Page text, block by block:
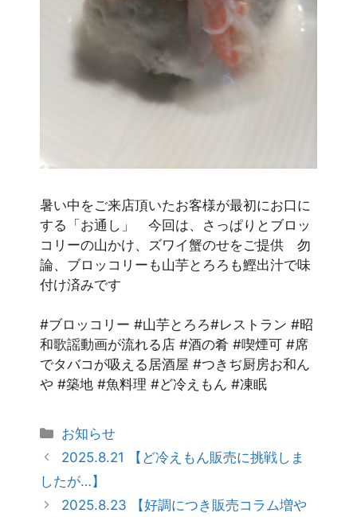
暑い中をご来店頂いたお客様が最初にお口に
する「お通し」 今回は、さっぱりとブロッ
コリーの山かけ、ズワイ蟹のせをご提供 勿
論、ブロッコリーも山芋とろろも鰹出汁で味
付け済みです
#ブロッコリー #山芋とろろ#レストラン #昭
和歌謡動画が流れる店 #酒の肴 #喫煙可 #席
でタバコが吸える居酒屋 #つきぢ厨房お和ん
や #築地 #魚料理 #ど冷えもん #凍眠
お知らせ
2025.8.21 【ど冷えもん販売に挑戦しま
したが…】
2025.8.23 【好調につき販売コラム増や